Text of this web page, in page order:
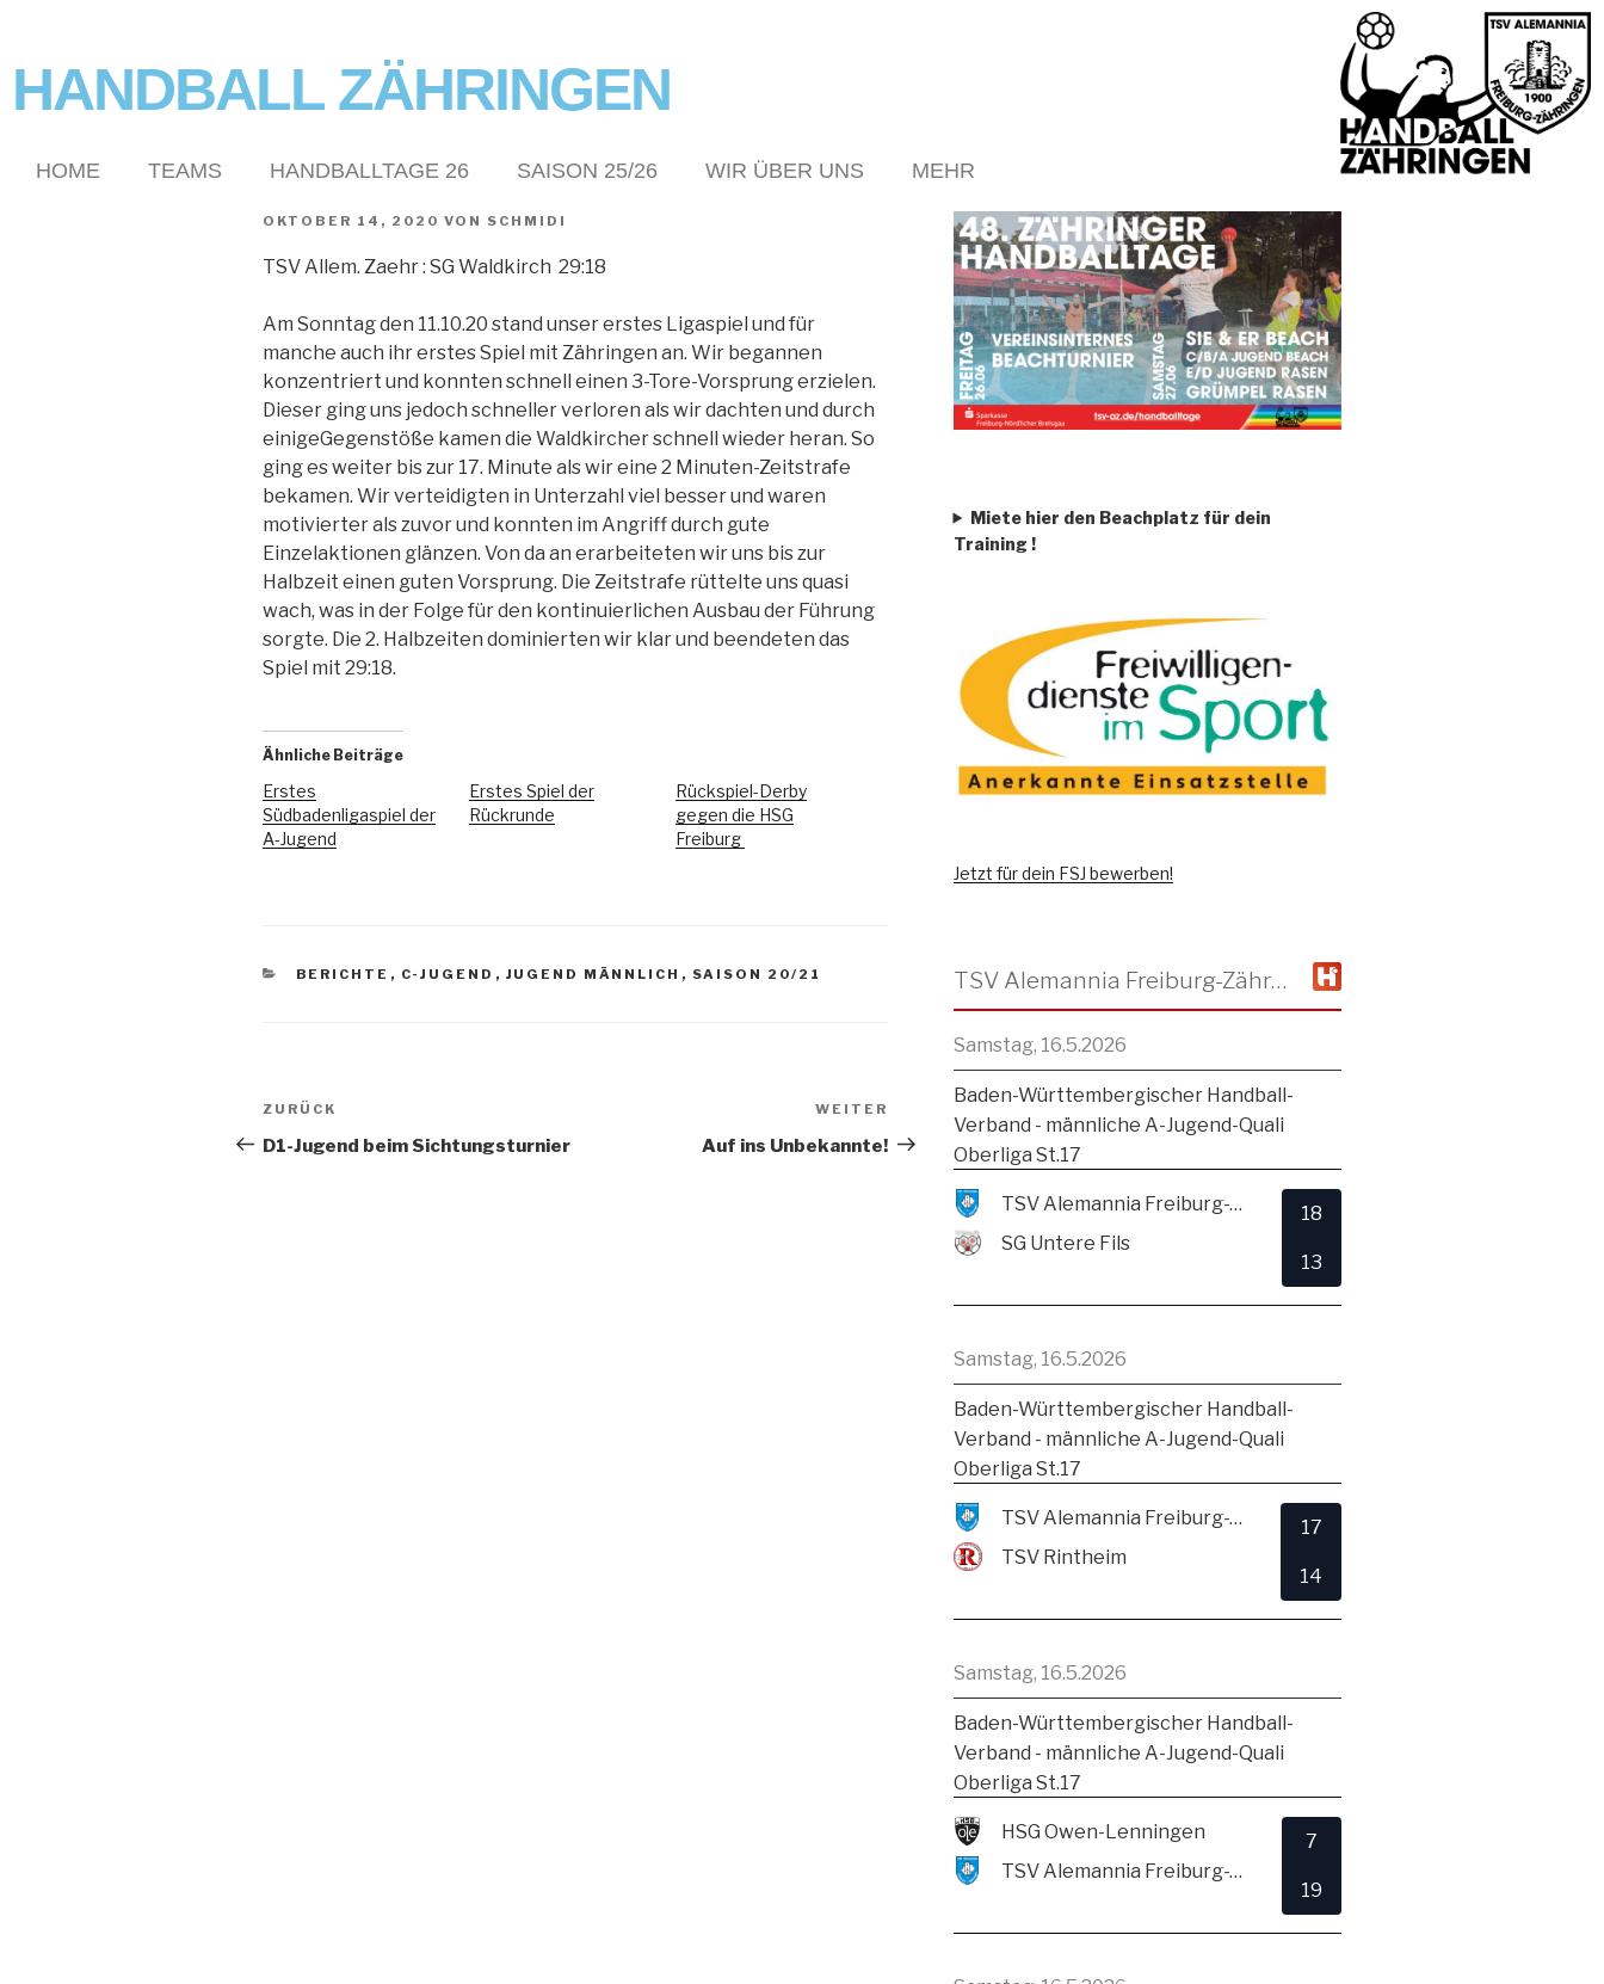
HANDBALL ZÄHRINGEN
HOME TEAMS HANDBALLTAGE 26 SAISON 25/26 WIR ÜBER UNS MEHR
OKTOBER 14, 2020 VON SCHMIDI
TSV Allem. Zaehr : SG Waldkirch 29:18
Am Sonntag den 11.10.20 stand unser erstes Ligaspiel und für
manche auch ihr erstes Spiel mit Zähringen an. Wir begannen
konzentriert und konnten schnell einen 3-Tore-Vorsprung erzielen.
Dieser ging uns jedoch schneller verloren als wir dachten und durch
einigeGegenstöße kamen die Waldkircher schnell wieder heran. So
ging es weiter bis zur 17. Minute als wir eine 2 Minuten-Zeitstrafe
bekamen. Wir verteidigten in Unterzahl viel besser und waren
motivierter als zuvor und konnten im Angriff durch gute
Einzelaktionen glänzen. Von da an erarbeiteten wir uns bis zur
Halbzeit einen guten Vorsprung. Die Zeitstrafe rüttelte uns quasi
wach, was in der Folge für den kontinuierlichen Ausbau der Führung
sorgte. Die 2. Halbzeiten dominierten wir klar und beendeten das
Spiel mit 29:18.
Ähnliche Beiträge
Erstes
Südbadenligaspiel der
A-Jugend
Erstes Spiel der
Rückrunde
Rückspiel-Derby
gegen die HSG
Freiburg
BERICHTE , C-JUGEND , JUGEND MÄNNLICH , SAISON 20/21
ZURÜCK
D1-Jugend beim Sichtungsturnier
WEITER
Auf ins Unbekannte!
Miete hier den Beachplatz für dein
Training !
Jetzt für dein FSJ bewerben!
TSV Alemannia Freiburg-Zähringen
Samstag, 16.5.2026
Baden-Württembergischer Handball-
Verband - männliche A-Jugend-Quali
Oberliga St.17
TSV Alemannia Freiburg-Zähringen
SG Untere Fils
18
13
Samstag, 16.5.2026
Baden-Württembergischer Handball-
Verband - männliche A-Jugend-Quali
Oberliga St.17
TSV Alemannia Freiburg-Zähringen
TSV Rintheim
17
14
Samstag, 16.5.2026
Baden-Württembergischer Handball-
Verband - männliche A-Jugend-Quali
Oberliga St.17
HSG Owen-Lenningen
TSV Alemannia Freiburg-Zähringen
7
19